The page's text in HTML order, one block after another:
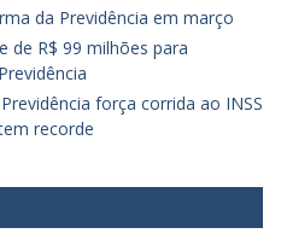
da Previdência em março
de R$ 99 milhões para
força corrida ao INSS
recorde